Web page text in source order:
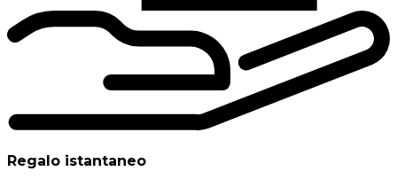
Regalo istantaneo